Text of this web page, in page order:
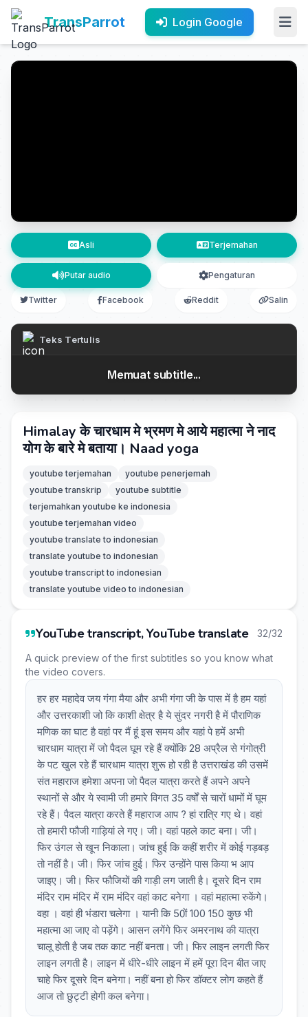
TransParrot Login Google
Asli Terjemahan
Putar audio Pengaturan
Twitter Facebook Reddit Salin
Teks Tertulis
Memuat subtitle...
Himalay के चारधाम मे भ्रमण मे आये महात्मा ने नाद
योग के बारे मे बताया। Naad yoga
youtube terjemahan
youtube penerjemah
youtube transkrip
youtube subtitle
terjemahkan youtube ke indonesia
youtube terjemahan video
youtube translate to indonesian
translate youtube to indonesian
youtube transcript to indonesian
translate youtube video to indonesian
YouTube transcript, YouTube translate 32/32
A quick preview of the first subtitles so you know what
the video covers.
हर हर महादेव जय गंगा मैया और अभी गंगा जी के पास में है हम यहां
और उत्तरकाशी जो कि काशी क्षेत्र है ये सुंदर नगरी है में पौराणिक
मणिक का घाट है वहां पर मैं हूं इस समय और यहां पे हमें अभी
चारधाम यात्रा में जो पैदल घूम रहे हैं क्योंकि 28 अप्रैल से गंगोत्री
के पट खुल रहे हैं चारधाम यात्रा शुरू हो रही है उत्तराखंड की उसमें
संत महाराज हमेशा अपना जो पैदल यात्रा करते हैं अपने अपने
स्थानों से और ये स्वामी जी हमारे विगत 35 वर्षों से चारों धामों में घूम
रहे हैं। पैदल यात्रा करते हैं महाराज आप ? हां रात्रि गए थे। वहां
तो हमारी फौजी गाड़ियां ले गए। जी। वहां पहले काट बना। जी।
फिर उंगल से खून निकाला। जांच हुई कि कहीं शरीर में कोई गड़बड़
तो नहीं है। जी। फिर जांच हुई। फिर उन्होंने पास किया भ आप
जाइए। जी। फिर फौजियों की गाड़ी लग जाती है। दूसरे दिन राम
मंदिर राम मंदिर में राम मंदिर वहां काट बनेगा । वहां महात्मा रुकेंगे।
वहा । वहां ही भंडारा चलेगा । यानी कि 50ों 100 150 कुछ भी
महात्मा आ जाए वो पड़ेंगे। आसन लगेंगे फिर अमरनाथ की यात्रा
चालू होती है जब तक काट नहीं बनता। जी। फिर लाइन लगती फिर
लाइन लगती है। लाइन में धीरे-धीरे लाइन में हमें पूरा दिन बीत जाए
चाहे फिर दूसरे दिन बनेगा। नहीं बना हो फिर डॉक्टर लोग कहते हैं
आज तो छुट्टी होगी कल बनेगा।